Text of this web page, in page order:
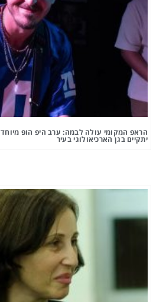
הראפ המקומי עולה לבמה: ערב היפ הופ מיוחד
יתקיים בגן הארכיאולוגי בעיר